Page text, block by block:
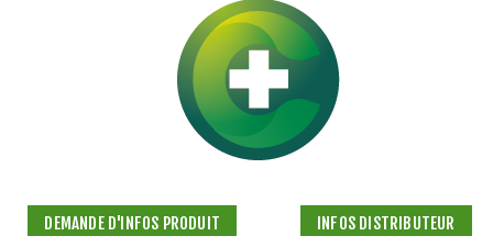
DEMANDE D'INFOS PRODUIT INFOS DISTRIBUTEUR